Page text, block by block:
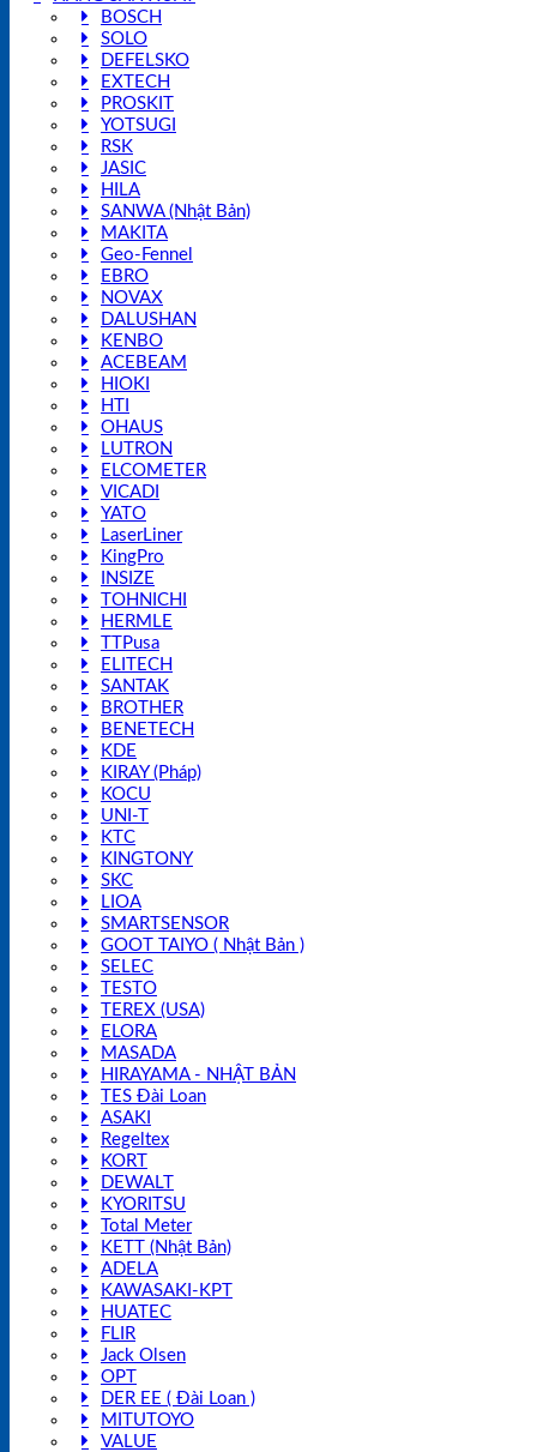
BOSCH
SOLO
DEFELSKO
EXTECH
PROSKIT
YOTSUGI
RSK
JASIC
HILA
SANWA (Nhật Bản)
MAKITA
Geo-Fennel
EBRO
NOVAX
DALUSHAN
KENBO
ACEBEAM
HIOKI
HTI
OHAUS
LUTRON
ELCOMETER
VICADI
YATO
LaserLiner
KingPro
INSIZE
TOHNICHI
HERMLE
TTPusa
ELITECH
SANTAK
BROTHER
BENETECH
KDE
KIRAY (Pháp)
KOCU
UNI-T
KTC
KINGTONY
SKC
LIOA
SMARTSENSOR
GOOT TAIYO ( Nhật Bản )
SELEC
TESTO
TEREX (USA)
ELORA
MASADA
HIRAYAMA - NHẬT BẢN
TES Đài Loan
ASAKI
Regeltex
KORT
DEWALT
KYORITSU
Total Meter
KETT (Nhật Bản)
ADELA
KAWASAKI-KPT
HUATEC
FLIR
Jack Olsen
OPT
DER EE ( Đài Loan )
MITUTOYO
VALUE